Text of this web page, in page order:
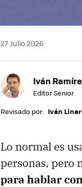
27 Julio 2026
Iván
Editor Senior
Revisado por: Iván
Lo normal es
personas, pero
para hablar